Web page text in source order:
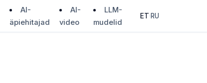
AI-
äpiehitajad
AI-
video
LLM-
mudelid
ET·RU